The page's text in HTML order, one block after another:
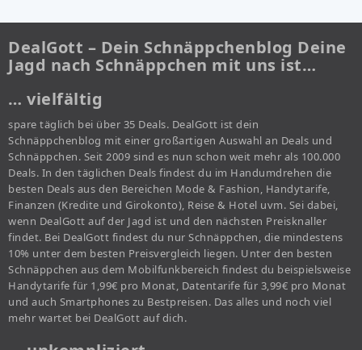
DealGott – Dein Schnäppchenblog Deine
Jagd nach Schnäppchen mit uns ist…
… vielfältig
spare täglich bei über 35 Deals. DealGott ist dein
Schnäppchenblog mit einer großartigen Auswahl an Deals und
Schnäppchen. Seit 2009 sind es nun schon weit mehr als 100.000
Deals. In den täglichen Deals findest du im Handumdrehen die
besten Deals aus den Bereichen Mode & Fashion, Handytarife,
Finanzen (Kredite und Girokonto), Reise & Hotel uvm. Sei dabei,
wenn DealGott auf der Jagd ist und den nächsten Preisknaller
findet. Bei DealGott findest du nur Schnäppchen, die mindestens
10% unter dem besten Preisvergleich liegen. Unter den besten
Schnäppchen aus dem Mobilfunkbereich findest du beispielsweise
Handytarife für 1,99€ pro Monat, Datentarife für 3,99€ pro Monat
und auch Smartphones zu Bestpreisen. Das alles und noch viel
mehr wartet bei DealGott auf dich.